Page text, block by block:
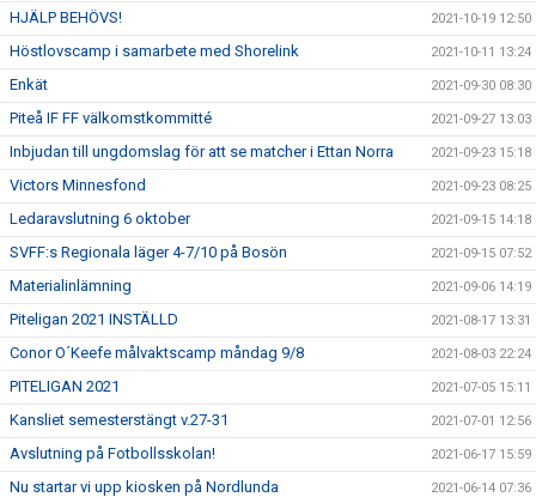
HJÄLP BEHÖVS! 2021-10-19 12:50
Höstlovscamp i samarbete med Shorelink 2021-10-11 13:24
Enkät 2021-09-30 08:30
Piteå IF FF välkomstkommitté 2021-09-27 13:03
Inbjudan till ungdomslag för att se matcher i Ettan Norra 2021-09-23 15:18
Victors Minnesfond 2021-09-23 08:25
Ledaravslutning 6 oktober 2021-09-15 14:18
SVFF:s Regionala läger 4-7/10 på Bosön 2021-09-15 07:52
Materialinlämning 2021-09-06 14:19
Piteligan 2021 INSTÄLLD 2021-08-17 13:31
Conor O´Keefe målvaktscamp måndag 9/8 2021-08-03 22:24
PITELIGAN 2021 2021-07-05 15:11
Kansliet semesterstängt v.27-31 2021-07-01 12:56
Avslutning på Fotbollsskolan! 2021-06-17 15:59
Nu startar vi upp kiosken på Nordlunda 2021-06-14 07:36